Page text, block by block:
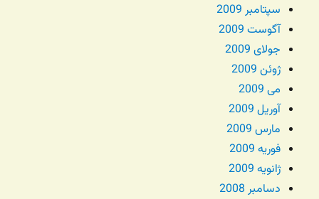
سپتامبر 2009
آگوست 2009
جولای 2009
ژوئن 2009
می 2009
آوریل 2009
مارس 2009
فوریه 2009
ژانویه 2009
دسامبر 2008